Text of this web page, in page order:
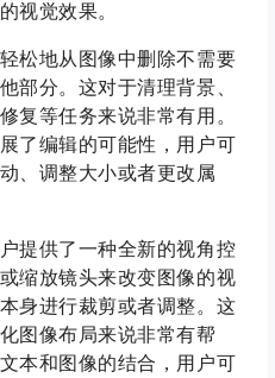
视觉效果。
松地从图像中删除不需要
部分。这对于清理背景、
复等任务来说非常有用。
了编辑的可能性，用户可
、调整大小或者更改属
提供了一种全新的视角控
缩放镜头来改变图像的视
身进行裁剪或者调整。这
图像布局来说非常有帮
本和图像的结合，用户可